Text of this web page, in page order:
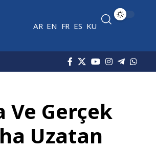
AR EN FR ES KU
Ve Gerçek
Uzatan